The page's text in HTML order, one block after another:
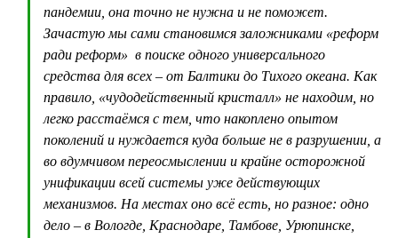
пандемии, она точно не нужна и не поможет.
Зачастую мы сами становимся заложниками «реформ
ради реформ» в поиске одного универсального
средства для всех – от Балтики до Тихого океана. Как
правило, «чудодейственный кристалл» не находим, но
легко расстаёмся с тем, что накоплено опытом
поколений и нуждается куда больше не в разрушении, а
во вдумчивом переосмыслении и крайне осторожной
унификации всей системы уже действующих
механизмов. На местах оно всё есть, но разное: одно
дело – в Вологде, Краснодаре, Тамбове, Урюпинске,